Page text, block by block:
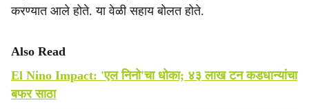
करण्यात आले होते. या वेळी सहाय बोलत होते.
Also Read
El Nino Impact: 'एल निनो'चा धोका; ४३ लाख टन कडधान्यांचा
बफर साठा